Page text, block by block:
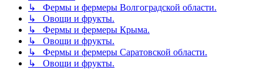
↳ Фермы и фермеры Волгоградской области.
↳ Овощи и фрукты.
↳ Фермы и фермеры Крыма.
↳ Овощи и фрукты.
↳ Фермы и фермеры Саратовской области.
↳ Овощи и фрукты.